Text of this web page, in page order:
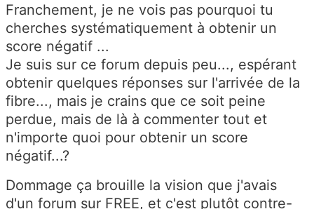
Franchement, je ne vois pas pourquoi tu
cherches systématiquement à obtenir un
score négatif ...
Je suis sur ce forum depuis peu..., espérant
obtenir quelques réponses sur l'arrivée de la
fibre..., mais je crains que ce soit peine
perdue, mais de là à commenter tout et
n'importe quoi pour obtenir un score
négatif...?
Dommage ça brouille la vision que j'avais
d'un forum sur FREE, et c'est plutôt contre-